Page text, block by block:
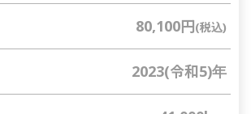
80,100円(税込)
2023(令和5)年